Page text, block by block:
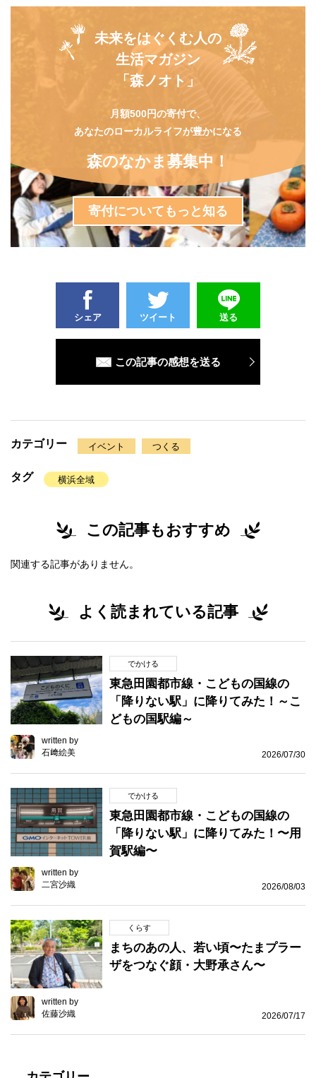
未来をはぐくむ人の
生活マガジン
「森ノオト」
月額500円の寄付で、
あなたのローカルライフが豊かになる
森のなかま募集中！
寄付についてもっと知る
シェア ツイート 送る
この記事の感想を送る
カテゴリー イベント つくる
タグ 横浜全域
この記事もおすすめ
関連する記事がありません。
よく読まれている記事
でかける
東急田園都市線・こどもの国線の
「降りない駅」に降りてみた！～こ
どもの国駅編～
written by
石﨑絵美
2026/07/30
でかける
東急田園都市線・こどもの国線の
「降りない駅」に降りてみた！〜用
賀駅編〜
written by
二宮沙織
2026/08/03
くらす
まちのあの人、若い頃〜たまプラー
ザをつなぐ顔・大野承さん〜
written by
佐藤沙織
2026/07/17